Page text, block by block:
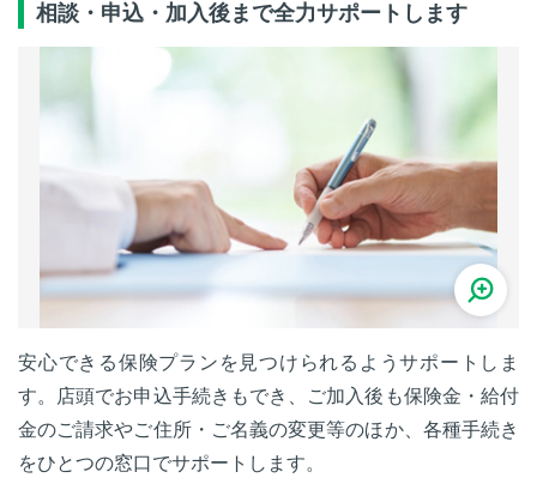
相談・申込・加入後まで全力サポートします
安心できる保険プランを見つけられるようサポートしま
す。店頭でお申込手続きもでき、ご加入後も保険金・給付
金のご請求やご住所・ご名義の変更等のほか、各種手続き
をひとつの窓口でサポートします。